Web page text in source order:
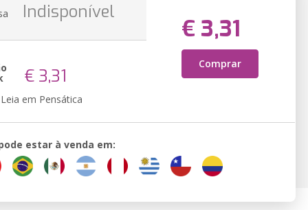
Indisponível
€ 3,31
Comprar
€ 3,31
Leia em Pensática
estar à venda em: